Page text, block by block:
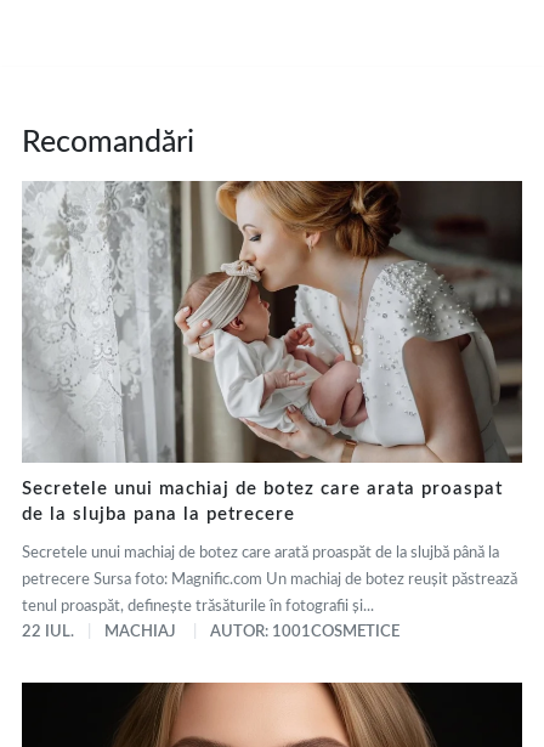
Recomandări
Secretele unui machiaj de botez care arata proaspat
de la slujba pana la petrecere
Secretele unui machiaj de botez care arată proaspăt de la slujbă până la
petrecere Sursa foto: Magnific.com Un machiaj de botez reușit păstrează
tenul proaspăt, definește trăsăturile în fotografii și...
22 IUL.
MACHIAJ AUTOR: 1001COSMETICE